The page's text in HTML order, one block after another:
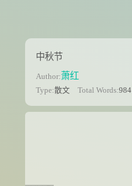
中秋节
Author:萧红
Type:散文 Total Words:984